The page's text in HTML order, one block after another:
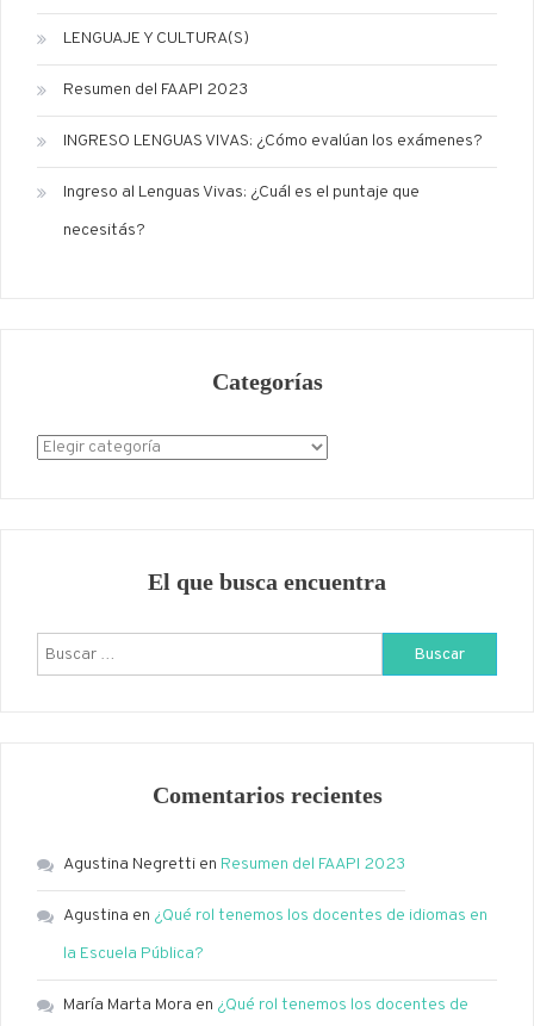
LENGUAJE Y CULTURA(S)
Resumen del FAAPI 2023
INGRESO LENGUAS VIVAS: ¿Cómo evalúan los exámenes?
Ingreso al Lenguas Vivas: ¿Cuál es el puntaje que
necesitás?
Categorías
Categorías
El que busca encuentra
Buscar:
Comentarios recientes
Agustina Negretti en Resumen del FAAPI 2023
Agustina en ¿Qué rol tenemos los docentes de idiomas en
la Escuela Pública?
María Marta Mora en ¿Qué rol tenemos los docentes de